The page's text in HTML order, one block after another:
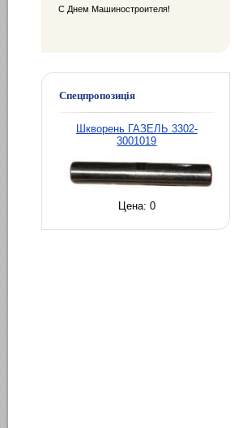
С Днем Машиностроителя!
Спецпропозиція
Шкворень ГАЗЕЛЬ 3302-
3001019
Цена: 0